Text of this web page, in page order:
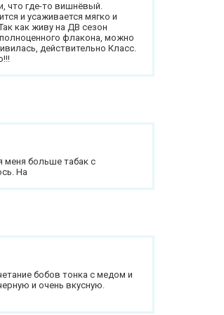
что где-то вишнёвый.
и усаживается мягко и
как живу на ДВ сезон
флакона, можно
действительно Класс.
меня больше табак с
На
бобов тонка с медом и
и очень вкусную.